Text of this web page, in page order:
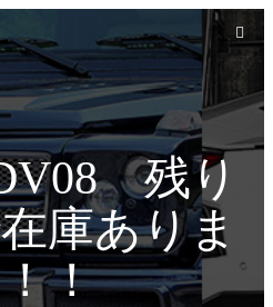
残り
庫ありま
！